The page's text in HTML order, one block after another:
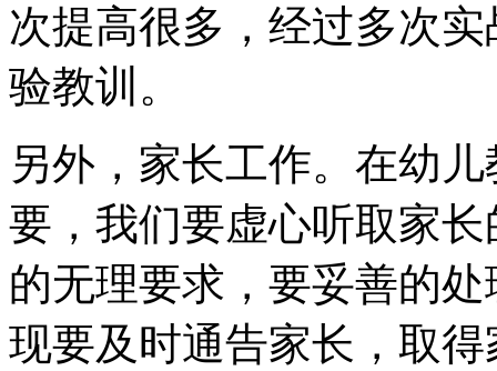
次提高很多，经过多次
验教训。
另外，家长工作。在幼
要，我们要虚心听取家
的无理要求，要妥善的
现要及时通告家长，取